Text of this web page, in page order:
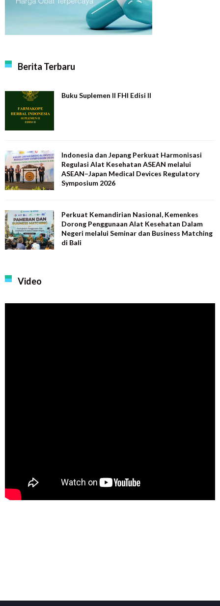
Berita Terbaru
Buku Suplemen II FHI Edisi II
Indonesia dan Jepang Perkuat Harmonisasi
Regulasi Alat Kesehatan ASEAN melalui
ASEAN–Japan Medical Devices Regulatory
Symposium 2026
Perkuat Kemandirian Nasional, Kemenkes
Dorong Penggunaan Alat Kesehatan Dalam
Negeri melalui Seminar dan Business Matching
di Bali
Video